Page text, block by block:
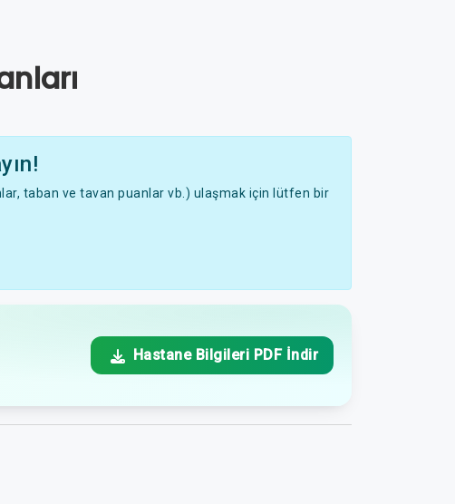
taban ve tavan puanlar vb.) ulaşmak için lütfen bir
Hastane Bilgileri PDF İndir